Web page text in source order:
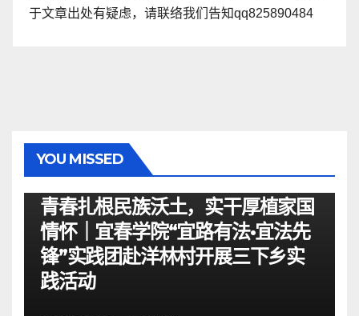
于文章出处有疑虑，请联络我们告知qq825890484
YOU MISSED
青春扎根民族沃土，实干厚植家国
情怀｜宜春学院“宜路有法•宜法先
锋”实践团赴洋林村开展三下乡实
践活动